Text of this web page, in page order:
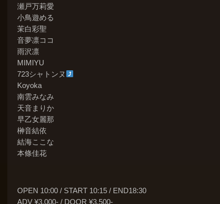
瀬戸万莉愛
小鳥遊める
茉白彩聖
音夢凛ココ
雨沢凛
MIMIYU
723シャトンヌ
Koyoka
南雲みなみ
天音まりか
早乙女麗那
榊音結依
結海ここな
本條佳花
OPEN 10:00 / START 10:15 / END18:30
ADV ¥3,000- / DOOR ¥3,500-